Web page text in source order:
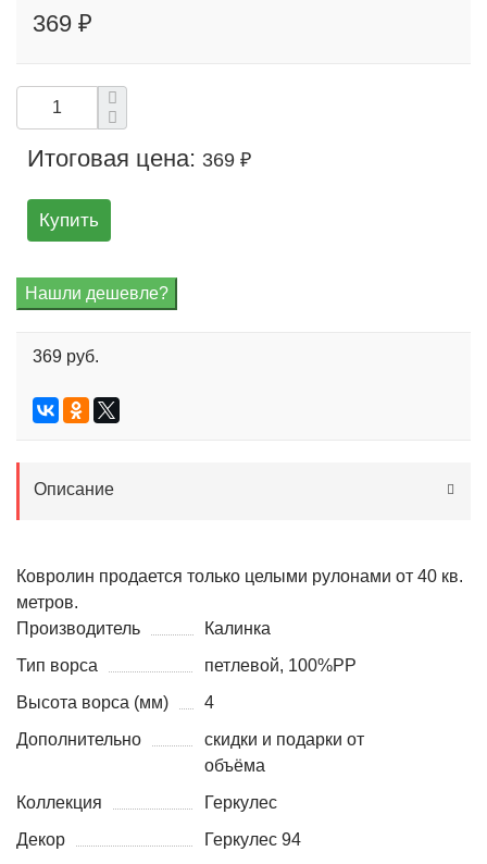
369 ₽
Итоговая цена: 369 ₽
Купить
369 руб.
Описание
Ковролин продается только целыми рулонами от 40 кв.
метров.
Производитель
Калинка
Тип ворса
петлевой, 100%PP
Высота ворса (мм)
4
Дополнительно
скидки и подарки от
объёма
Коллекция
Геркулес
Декор
Геркулес 94